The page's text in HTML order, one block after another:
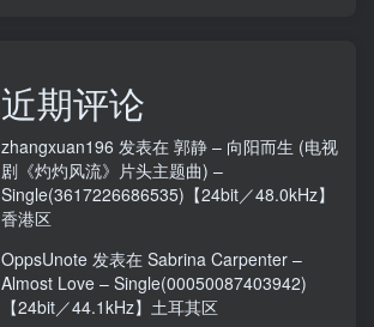
近期评论
zhangxuan196 发表在 郭静 – 向阳而生 (电视
剧《灼灼风流》片头主题曲) –
Single(3617226686535)【24bit／48.0kHz】
香港区
OppsUnote 发表在 Sabrina Carpenter –
Almost Love – Single(00050087403942)
【24bit／44.1kHz】土耳其区